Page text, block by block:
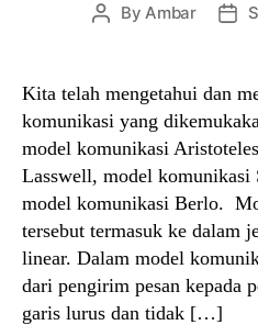
PostByAmbar
Kita telah mengetahui dan
komunikasi yang
model komunikasi
Lasswell, model komunikasi
model komunikasi Berlo.
tersebut termasuk ke dalam
linear. Dalam model
dari pengirim pesan kepada
garis lurus dan tidak […]